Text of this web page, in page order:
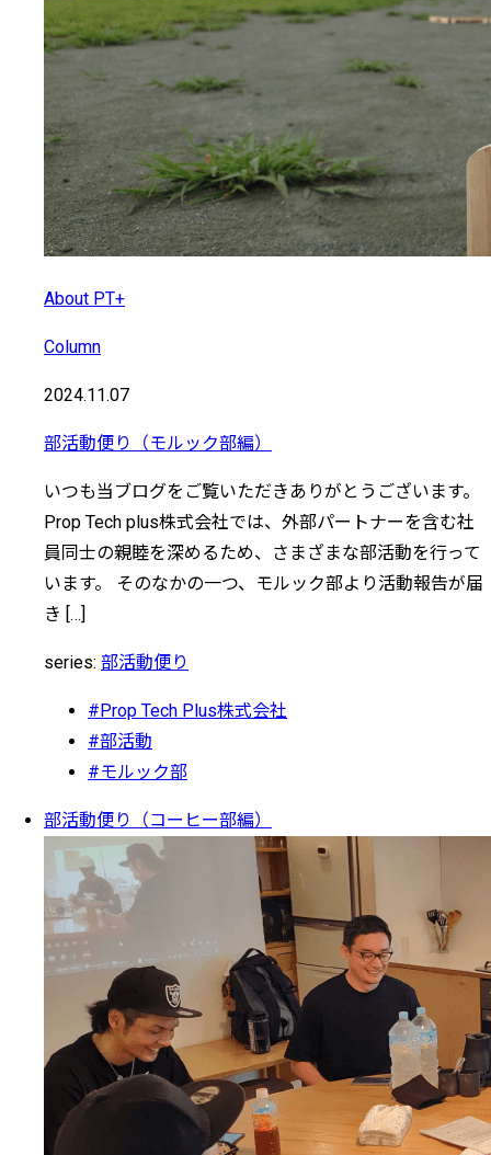
About PT+
Column
2024.11.07
部活動便り（モルック部編）
いつも当ブログをご覧いただきありがとうございます。
Prop Tech plus株式会社では、外部パートナーを含む社
員同士の親睦を深めるため、さまざまな部活動を行って
います。 そのなかの一つ、モルック部より活動報告が届
き […]
series: 部活動便り
#Prop Tech Plus株式会社
#部活動
#モルック部
部活動便り（コーヒー部編）